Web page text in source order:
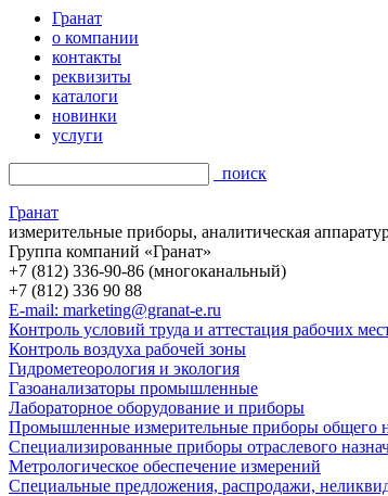
Гранат
о компании
контакты
реквизиты
каталоги
новинки
услуги
поиск
Гранат
измерительные приборы, аналитическая
Группа компаний «Гранат»
+7 (812) 336-90-86 (многоканальный)
+7 (812) 336 90 88
E-mail: marketing@granat-e.ru
Контроль условий труда и аттестация рабочих
Контроль воздуха рабочей зоны
Гидрометеорология и экология
Газоанализаторы промышленные
Лабораторное оборудование и приборы
Промышленные измерительные приборы общего
Специализированные приборы отраслевого
Метрологическое обеспечение измерений
Специальные предложения, распродажи,